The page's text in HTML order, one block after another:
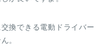
換できる電動ドライバー
。